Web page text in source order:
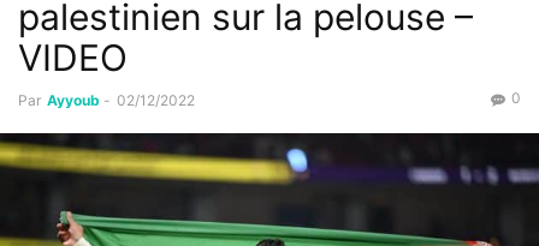
palestinien sur la pelouse –
VIDEO
Par Ayyoub - 02/12/2022 0